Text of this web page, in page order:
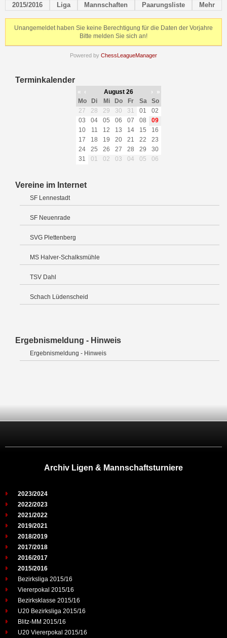
2015/2016 Liga Mannschaften Paarungsliste Mehr
Unangemeldet haben Sie keine Berechtigung für die Daten der Vorjahre
Bitte melden Sie sich an!
Powered by ChessLeagueManager
Terminkalender
« ‹ August 26 ›
»
Mo
Di Mi Do Fr Sa
So
27
28 29 30 31 01
02
03
04 05 06 07 08
09
10
11 12 13 14 15
16
17
18 19 20 21 22
23
24
25 26 27 28 29
30
31
01 02 03 04 05 06
Vereine im Internet
SF Lennestadt
SF Neuenrade
SVG Plettenberg
MS Halver-Schalksmühle
TSV Dahl
Schach Lüdenscheid
Ergebnismeldung - Hinweis
Ergebnismeldung - Hinweis
Archiv Ligen & Mannschaftsturniere
2023/2024
2022/2023
2021/2022
2019/2021
2018/2019
2017/2018
2016/2017
2015/2016
Bezirksliga 2015/16
Viererpokal 2015/16
Bezirksklasse 2015/16
U20 Bezirksliga 2015/16
Blitz-MM 2015/16
U20 Viererpokal 2015/16